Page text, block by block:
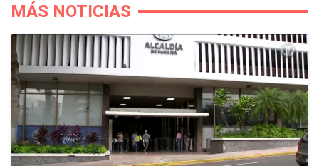
MÁS NOTICIAS